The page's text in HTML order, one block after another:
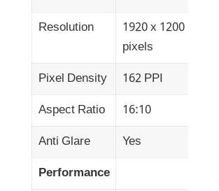
Resolution
1920 x 1200
pixels
Pixel Density 162 PPI
Aspect Ratio 16:10
Anti Glare Yes
Performance